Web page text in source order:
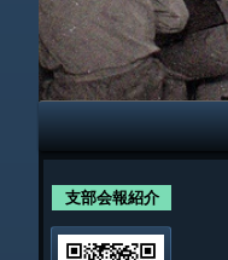
メ
イ
ン
ナ
支部会報紹介